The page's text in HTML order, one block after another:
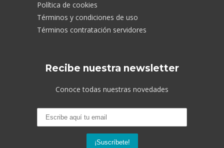
Política de cookies
Términos y condiciones de uso
Términos contratación servidores
Recibe nuestra newsletter
Conoce todas nuestras novedades